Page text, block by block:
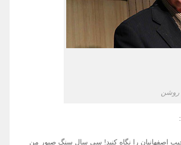
روشن
را نگاه کنید! سی سال سنگ صبور من